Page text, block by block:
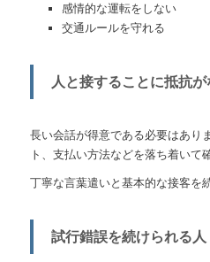
感情的な運転をしない
交通ルールを守れる
人と接することに抵抗が
長い会話が得意である必要はあり
ト、支払い方法などを落ち着いて
丁寧な言葉遣いと基本的な接客を
試行錯誤を続けられる人